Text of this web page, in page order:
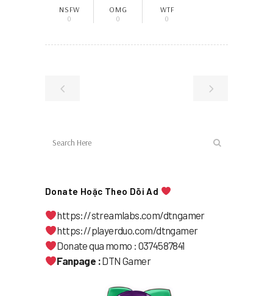
NSFW
0
OMG
0
WTF
0
Donate Hoặc Theo Dõi Ad
https://streamlabs.com/dtngamer
https://playerduo.com/dtngamer
Donate qua momo : 0374587841
Fanpage :DTN Gamer